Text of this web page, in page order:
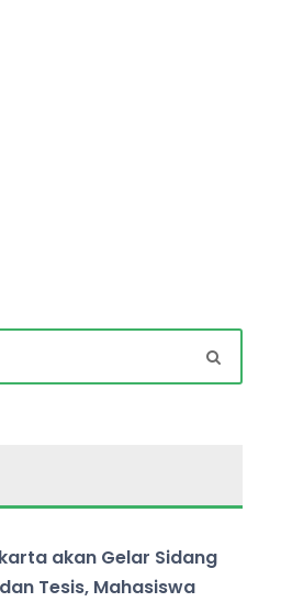
akan Gelar Sidang
Tesis, Mahasiswa